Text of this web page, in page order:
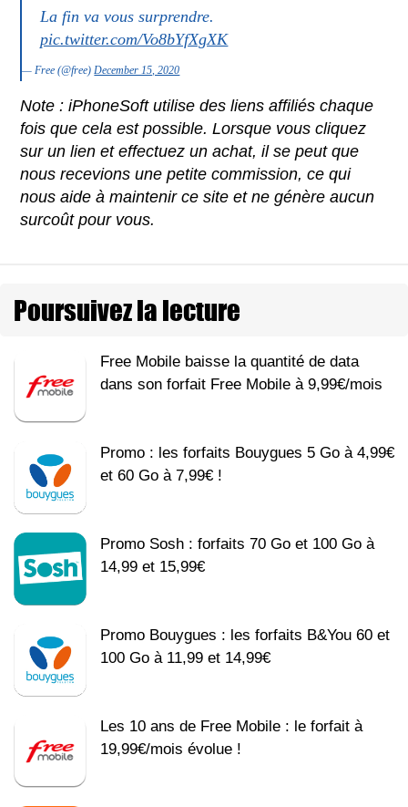
La fin va vous surprendre.
pic.twitter.com/Vo8bYfXgXK
— Free (@free) December 15, 2020
Note : iPhoneSoft utilise des liens affiliés chaque
fois que cela est possible. Lorsque vous cliquez
sur un lien et effectuez un achat, il se peut que
nous recevions une petite commission, ce qui
nous aide à maintenir ce site et ne génère aucun
surcoût pour vous.
Poursuivez la lecture
Free Mobile baisse la quantité de data
dans son forfait Free Mobile à 9,99€/mois
Promo : les forfaits Bouygues 5 Go à 4,99€
et 60 Go à 7,99€ !
Promo Sosh : forfaits 70 Go et 100 Go à
14,99 et 15,99€
Promo Bouygues : les forfaits B&You 60 et
100 Go à 11,99 et 14,99€
Les 10 ans de Free Mobile : le forfait à
19,99€/mois évolue !